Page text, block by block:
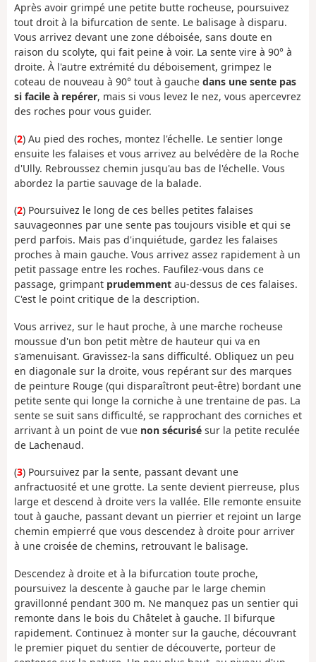
Après avoir grimpé une petite butte rocheuse, poursuivez
tout droit à la bifurcation de sente. Le balisage à disparu.
Vous arrivez devant une zone déboisée, sans doute en
raison du scolyte, qui fait peine à voir. La sente vire à 90° à
droite. À l'autre extrémité du déboisement, grimpez le
coteau de nouveau à 90° tout à gauche dans une sente pas
si facile à repérer, mais si vous levez le nez, vous apercevrez
des roches pour vous guider.
(2) Au pied des roches, montez l'échelle. Le sentier longe
ensuite les falaises et vous arrivez au belvédère de la Roche
d'Ully. Rebroussez chemin jusqu'au bas de l'échelle. Vous
abordez la partie sauvage de la balade.
(2) Poursuivez le long de ces belles petites falaises
sauvageonnes par une sente pas toujours visible et qui se
perd parfois. Mais pas d'inquiétude, gardez les falaises
proches à main gauche. Vous arrivez assez rapidement à un
petit passage entre les roches. Faufilez-vous dans ce
passage, grimpant prudemment au-dessus de ces falaises.
C'est le point critique de la description.
Vous arrivez, sur le haut proche, à une marche rocheuse
moussue d'un bon petit mètre de hauteur qui va en
s'amenuisant. Gravissez-la sans difficulté. Obliquez un peu
en diagonale sur la droite, vous repérant sur des marques
de peinture Rouge (qui disparaîtront peut-être) bordant une
petite sente qui longe la corniche à une trentaine de pas. La
sente se suit sans difficulté, se rapprochant des corniches et
arrivant à un point de vue non sécurisé sur la petite reculée
de Lachenaud.
(3) Poursuivez par la sente, passant devant une
anfractuosité et une grotte. La sente devient pierreuse, plus
large et descend à droite vers la vallée. Elle remonte ensuite
tout à gauche, passant devant un pierrier et rejoint un large
chemin empierré que vous descendez à droite pour arriver
à une croisée de chemins, retrouvant le balisage.
Descendez à droite et à la bifurcation toute proche,
poursuivez la descente à gauche par le large chemin
gravillonné pendant 300 m. Ne manquez pas un sentier qui
remonte dans le bois du Châtelet à gauche. Il bifurque
rapidement. Continuez à monter sur la gauche, découvrant
le premier piquet du sentier de découverte, porteur de